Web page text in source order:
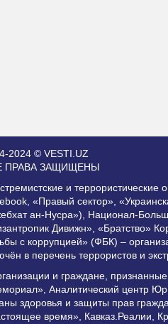
2024 © VESTI.UZ
ПРАВА ЗАЩИЩЕНЫ
и
«Правый сектор»,
ан-Нусра»), Национал-
Дивижн», «Братство»
с коррупцией» (ФБК) –
в перечень террористов и
и граждане,
Аналитический центр
здоровья и защиты прав
время», Кавказ.Реалии,